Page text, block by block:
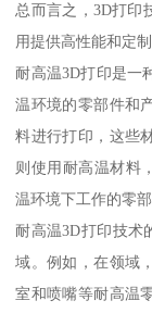
总而言之，3D打印
用提供高性能和定
耐高温3D打印是一
温环境的零部件和
料进行打印，这些
则使用耐高温材料
温环境下工作的零部
耐高温3D打印技术
域。例如，在领域
室和喷嘴等耐高温